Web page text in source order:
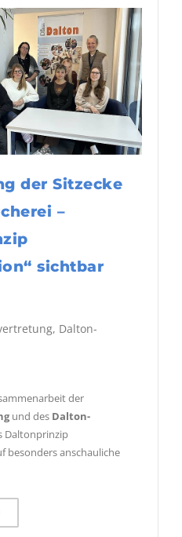
der Sitzecke
–
sichtbar
Dalton-
der
und des Dalton-
Daltonprinzip
besonders anschauliche